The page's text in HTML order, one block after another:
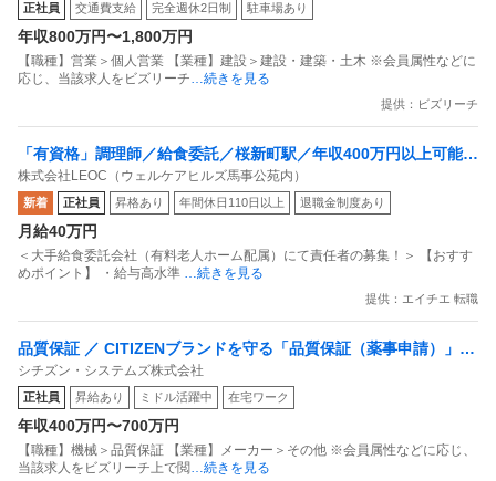
支給！ ／完全週休2日／社宅あり／社内併設ジム利用可など福利
厚生充実／積極的なSDGsへの取組み
正社員 交通費支給 完全週休2日制 駐車場あり
年収800万円〜1,800万円
【職種】営業＞個人営業 【業種】建設＞建設・建築・土木 ※会員属性などに
応じ、当該求人をビズリーチ…続きを見る
提供：ビズリーチ
「有資格」調理師／給食委託／桜新町駅／年収400万円以上可能
（8／6更新）
株式会社LEOC（ウェルケアヒルズ馬事公苑内）
新着 正社員 昇格あり 年間休日110日以上 退職金制度あり
月給40万円
＜大手給食委託会社（有料老人ホーム配属）にて責任者の募集！＞ 【おすす
めポイント】 ・給与高水準 …続きを見る
提供：エイチエ 転職
品質保証 ／ CITIZENブランドを守る「品質保証（薬事申請）」年
休128日
シチズン・システムズ株式会社
正社員 昇給あり ミドル活躍中 在宅ワーク
年収400万円〜700万円
【職種】機械＞品質保証 【業種】メーカー＞その他 ※会員属性などに応じ、
当該求人をビズリーチ上で閲…続きを見る